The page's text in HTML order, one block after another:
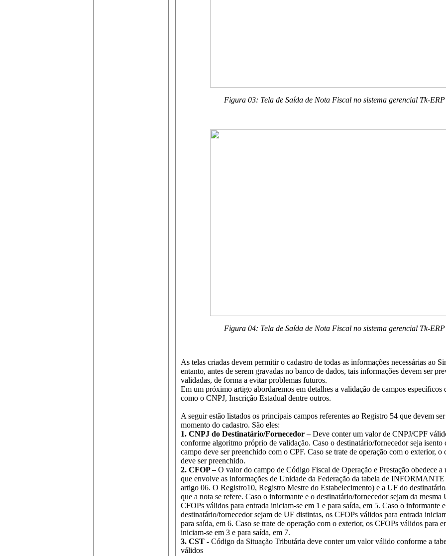
Figura 03: Tela de Saída de Nota Fiscal no sistema gerencial Tk-ERP
Figura 04: Tela de Saída de Nota Fiscal no sistema gerencial Tk-ERP
As telas criadas devem permitir o cadastro de todas as informações necessárias ao
entanto, antes de serem gravadas no banco de dados, tais informações devem ser
validadas, de forma a evitar problemas futuros.
Em um próximo artigo abordaremos em detalhes a validação de campos específicos
como o CNPJ, Inscrição Estadual dentre outros.
A seguir estão listados os principais campos referentes ao Registro 54 que devem
momento do cadastro. São eles:
1. CNPJ do Destinatário/Fornecedor –Deve conter um valor de CNPJ/CPF
conforme algoritmo próprio de validação. Caso o destinatário/fornecedor seja isento
campo deve ser preenchido com o CPF. Caso se trate de operação com o exterior, o
deve ser preenchido.
2. CFOP –O valor do campo de Código Fiscal de Operação e Prestação obedece a
que envolve as informações de Unidade da Federação da tabela de INFORMANTE
artigo 06. O Registro10, Registro Mestre do Estabelecimento) e a UF do
que a nota se refere. Caso o informante e o destinatário/fornecedor sejam da mesma
CFOPs válidos para entrada iniciam-se em 1 e para saída, em 5. Caso o informante
destinatário/fornecedor sejam de UF distintas, os CFOPs válidos para entrada
para saída, em 6. Caso se trate de operação com o exterior, os CFOPs válidos para
iniciam-se em 3 e para saída, em 7.
3. CST - Código da Situação Tributária deve conter um valor válido conforme a
válidos